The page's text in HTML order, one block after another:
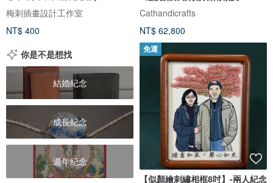
梅刺插畫設計工作室
NT$ 400
對戒
Cathandicrafts
NT$ 62,800
你是不是想找
結婚紀念
成長紀念
週年紀念
免運
【似顏繪刺繡相框8吋】-兩人紀念